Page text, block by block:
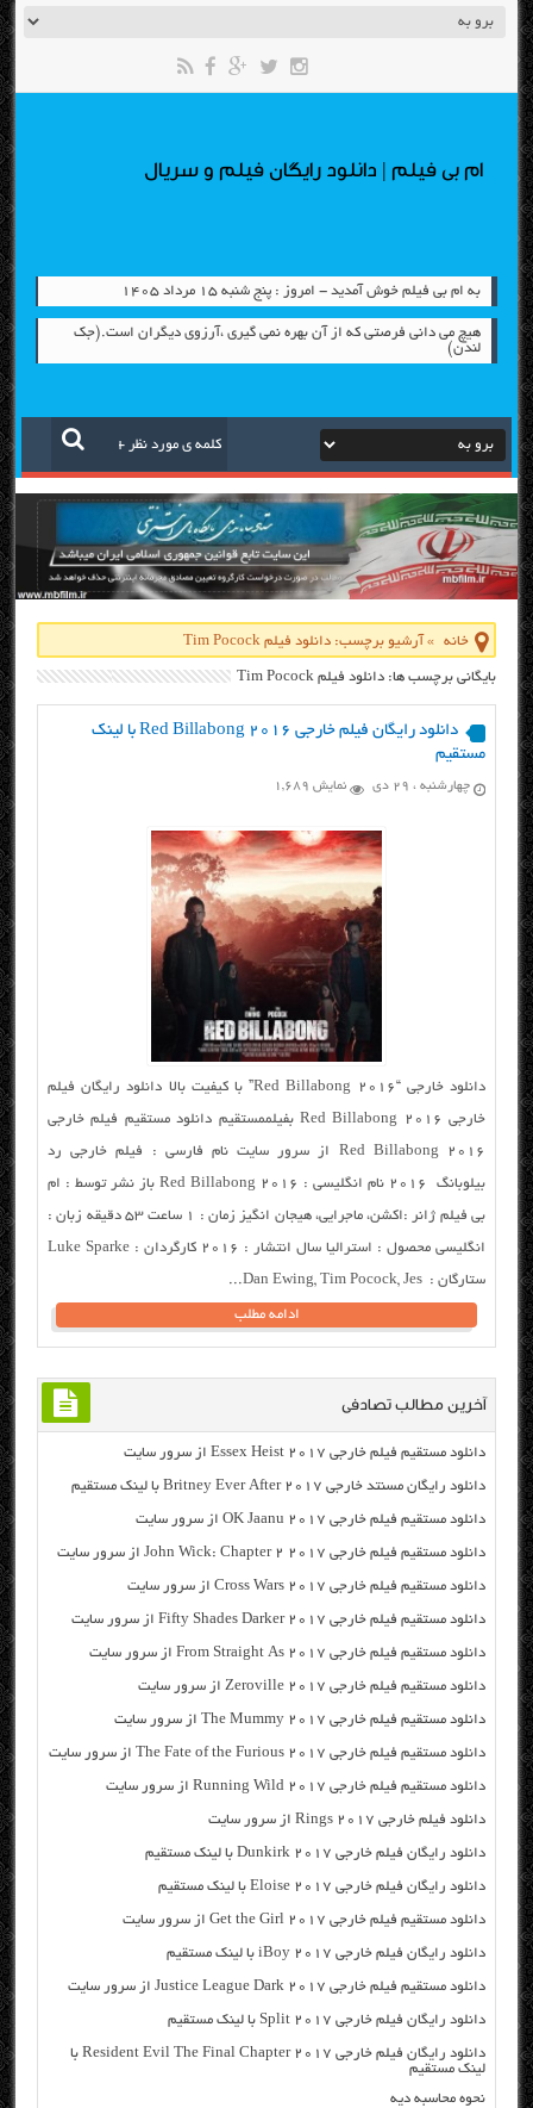
ام بی فیلم | دانلود رایگان فیلم و سریال
به ام بی فیلم خوش آمدید - امروز : پنج شنبه ۱۵ مرداد ۱۴۰۵
هیچ می دانی فرصتی که از آن بهره نمی گیری ،آرزوی دیگران است.(جک
لندن)
خانه » آرشیو برچسب: دانلود فیلم Tim Pocock
بایگانی برچسب ها: دانلود فیلم Tim Pocock
دانلود رایگان فیلم خارجی Red Billabong 2016 با لینک
مستقیم
چهارشنبه ، ۲۹ دی نمایش 1,689
دانلود خارجی “Red Billabong 2016” با کیفیت بالا دانلود رایگان فیلم
خارجی Red Billabong 2016 بفیلممستقیم دانلود مستقیم فیلم خارجی
Red Billabong 2016 از سرور سایت نام فارسی : فیلم خارجی رد
بیلوبانگ ۲۰۱۶ نام انگلیسی : Red Billabong 2016 باز نشر توسط : ام
بی فیلم ژانر :اکشن، ماجرایی، هیجان انگیز زمان : ۱ ساعت ۵۳ دقیقه زبان :
انگلیسی محصول : استرالیا سال انتشار : ۲۰۱۶ کارگردان : Luke Sparke
ستارگان : Dan Ewing, Tim Pocock, Jes...
ادامه مطلب
آخرین مطالب تصادفی
دانلود مستقیم فیلم خارجی Essex Heist 2017 از سرور سایت
دانلود رایگان مسنتد خارجی Britney Ever After 2017 با لینک مستقیم
دانلود مستقیم فیلم خارجی OK Jaanu 2017 از سرور سایت
دانلود مستقیم فیلم خارجی John Wick: Chapter 2 2017 از سرور سایت
دانلود مستقیم فیلم خارجی Cross Wars 2017 از سرور سایت
دانلود مستقیم فیلم خارجی Fifty Shades Darker 2017 از سرور سایت
دانلود مستقیم فیلم خارجی From Straight As 2017 از سرور سایت
دانلود مستقیم فیلم خارجی Zeroville 2017 از سرور سایت
دانلود مستقیم فیلم خارجی The Mummy 2017 از سرور سایت
دانلود مستقیم فیلم خارجی The Fate of the Furious 2017 از سرور سایت
دانلود مستقیم فیلم خارجی Running Wild 2017 از سرور سایت
دانلود فیلم خارجی Rings 2017 از سرور سایت
دانلود رایگان فیلم خارجی Dunkirk 2017 با لینک مستقیم
دانلود رایگان فیلم خارجی Eloise 2017 با لینک مستقیم
دانلود مستقیم فیلم خارجی Get the Girl 2017 از سرور سایت
دانلود رایگان فیلم خارجی iBoy 2017 با لینک مستقیم
دانلود مستقیم فیلم خارجی Justice League Dark 2017 از سرور سایت
دانلود رایگان فیلم خارجی Split 2017 با لینک مستقیم
دانلود رایگان فیلم خارجی Resident Evil The Final Chapter 2017 با
لینک مستقیم
نحوه محاسبه دیه